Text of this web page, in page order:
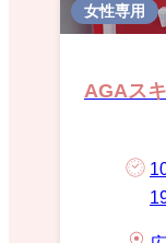
女性専用
AGAス